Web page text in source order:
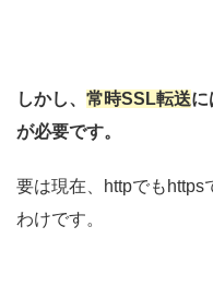
しかし、 常時SSL転送に
が必要です。
要は現在、httpでもhttps
わけです。